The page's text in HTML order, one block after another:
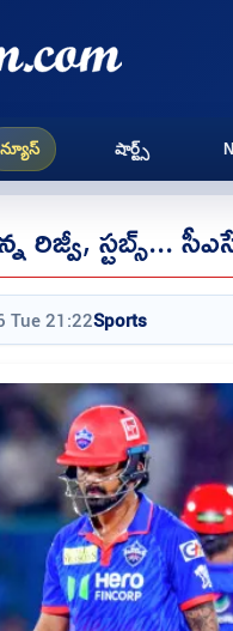
న్యూస్ షార్ట్స్
రిజ్వీ, స్టబ్స్...
Tue 21:22Sports